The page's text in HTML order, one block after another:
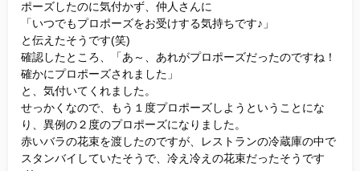
ポーズしたのに気付かず、仲人さんに
「いつでもプロポーズをお受けする気持ちです♪」
と伝えたそうです(笑)
確認したところ、「あ～、あれがプロポーズだったのですね！
確かにプロポーズされました」
と、気付いてくれました。
せっかくなので、もう１度プロポーズしようということにな
り、異例の２度のプロポーズになりました。
赤いバラの花束を渡したのですが、レストランの冷蔵庫の中で
スタンバイしていたそうで、冷え冷えの花束だったそうです